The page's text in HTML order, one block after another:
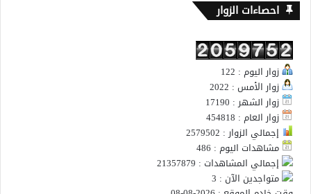
احصاءات الزوار
زوار اليوم : 122
زوار الأمس : 2022
زوار الشهر : 17190
زوار العام : 454818
إجمالي الزوار : 2579502
مشاهدات اليوم : 486
إجمالي المشاهدات : 21357879
متواجدين الآن : 3